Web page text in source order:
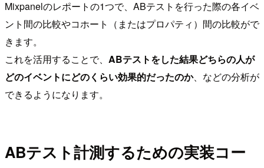
Mixpanelのレポートの1つで、ABテストを行った際の各イベ
ント間の比較やコホート（またはプロパティ）間の比較がで
きます。
これを活用することで、 ABテストをした結果どちらの人が
どのイベントにどのくらい効果的だったのか、などの分析が
できるようになります。
ABテスト計測するための実装コー